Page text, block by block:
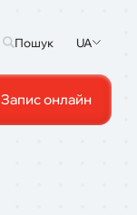
Пошук UA
Запис онлайн